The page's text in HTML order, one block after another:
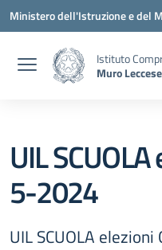
Vai ai contenuti
Vai al menu di navigazione
Vai al footer
Ministero dell'Istruzione e del
Istituto
Muro Leccese
UIL
5-2024
UIL SCUOLA